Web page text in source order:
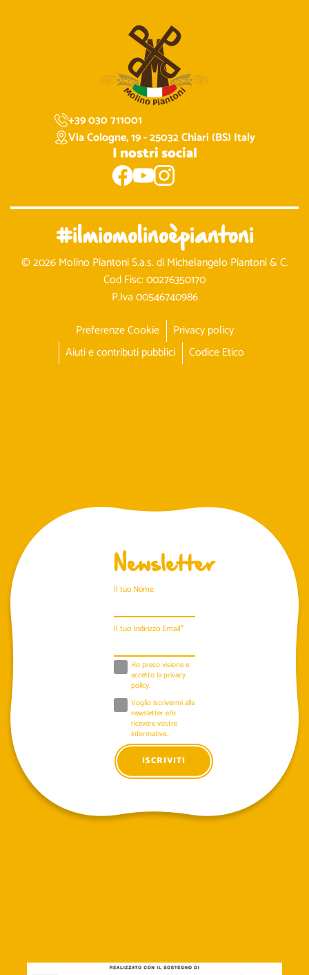
+39 030 711001
Via Cologne, 19 - 25032 Chiari (BS) Italy
I nostri social
#ilmiomolinoèpiantoni
© 2026 Molino Piantoni S.a.s. di Michelangelo Piantoni & C.
Cod Fisc: 00276350170
P.Iva 00546740986
Preferenze Cookie
Privacy policy
Aiuti e contributi pubblici
Codice Etico
Newsletter
Il tuo Nome
Il tuo Indirizzo Email*
Ho preso visione e
accetto laprivacy
policy.
Voglio iscrivermi alla
newsletter e/o
ricevere vostre
informative..